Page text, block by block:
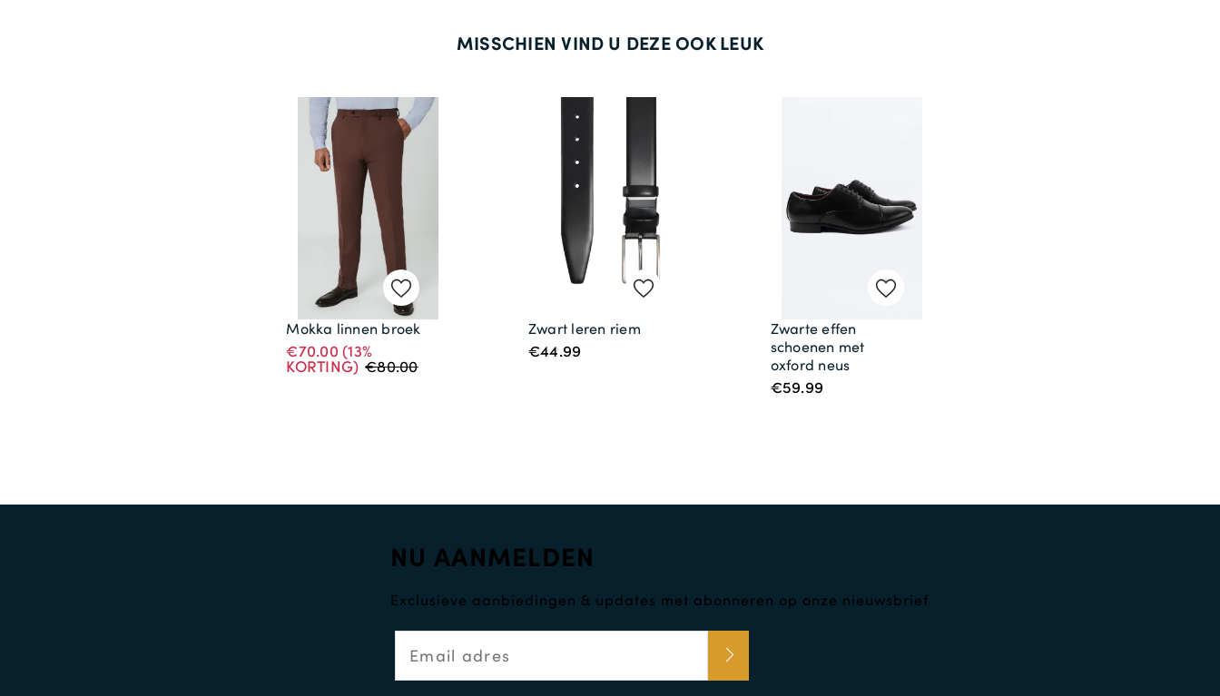
MISSCHIEN VIND U DEZE OOK LEUK
Mokka linnen broek
€70.00 (13%
KORTING) €80.00
Zwart leren riem
€44.99
Zwarte effen
schoenen met
oxford neus
€59.99
NU AANMELDEN
Exclusieve aanbiedingen & updates met abonneren op onze nieuwsbrief